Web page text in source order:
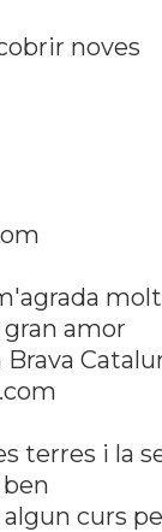
noves
amor
terres i la
curs